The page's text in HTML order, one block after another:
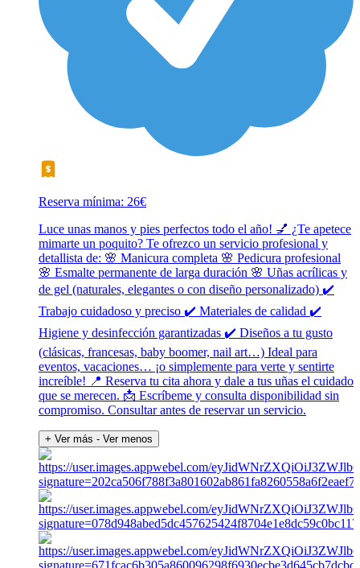
Reserva mínima: 26€
Luce unas manos y pies perfectos todo el año! 💅 ¿Te apetece
mimarte un poquito? Te ofrezco un servicio profesional y
detallista de: 🌸 Manicura completa 🌸 Pedicura profesional
🌸 Esmalte permanente de larga duración 🌸 Uñas acrílicas y
de gel (naturales, elegantes o con diseño personalizado) ✔️
Trabajo cuidadoso y preciso ✔️ Materiales de calidad ✔️
Higiene y desinfección garantizadas ✔️ Diseños a tu gusto
(clásicas, francesas, baby boomer, nail art…) Ideal para
eventos, vacaciones… ¡o simplemente para verte y sentirte
increíble! 📍 Reserva tu cita ahora y dale a tus uñas el cuidado
que se merecen. 📩 Escríbeme y consulta disponibilidad sin
compromiso. Consultar antes de reservar un servicio.
+ Ver más - Ver menos